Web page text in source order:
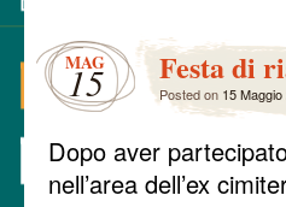
MAG
15 Festa di
Posted on 15
Dopo aver
nell’area dell’ex